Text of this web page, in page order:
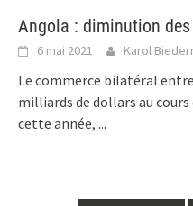
Angola : diminution
6 mai 2021 Karol
Le commerce bilatéral
milliards de dollars au cours
cette année, ...